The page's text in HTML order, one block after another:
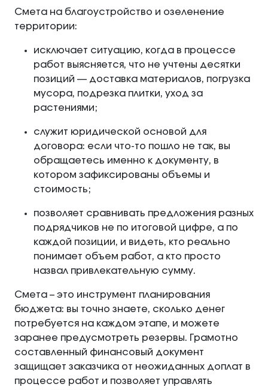
Смета на благоустройство и озеленение
территории:
исключает ситуацию, когда в процессе
работ выясняется, что не учтены десятки
позиций — доставка материалов, погрузка
мусора, подрезка плитки, уход за
растениями;
служит юридической основой для
договора: если что-то пошло не так, вы
обращаетесь именно к документу, в
котором зафиксированы объемы и
стоимость;
позволяет сравнивать предложения разных
подрядчиков не по итоговой цифре, а по
каждой позиции, и видеть, кто реально
понимает объем работ, а кто просто
назвал привлекательную сумму.
Смета – это инструмент планирования
бюджета: вы точно знаете, сколько денег
потребуется на каждом этапе, и можете
заранее предусмотреть резервы. Грамотно
составленный финансовый документ
защищает заказчика от неожиданных доплат в
процессе работ и позволяет управлять